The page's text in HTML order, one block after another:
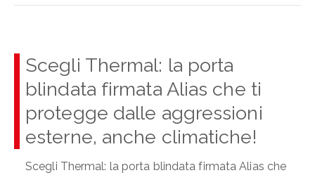
Scegli Thermal: la porta
blindata firmata Alias che ti
protegge dalle aggressioni
esterne, anche climatiche!
Scegli Thermal: la porta blindata firmata Alias che